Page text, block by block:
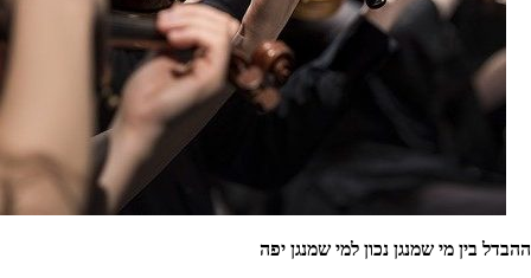
ההבדל בין מי שמנגן נכון למי שמנגן יפה